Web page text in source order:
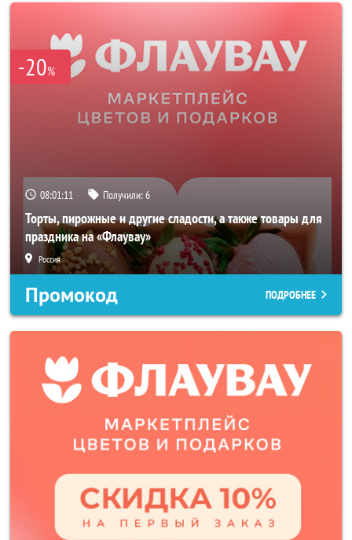
-20%
08:01:08 Получили:6
Торты, пирожные и другие сладости, а также товары для
праздника на «Флаувау»
Россия
Промокод ПОДРОБНЕЕ